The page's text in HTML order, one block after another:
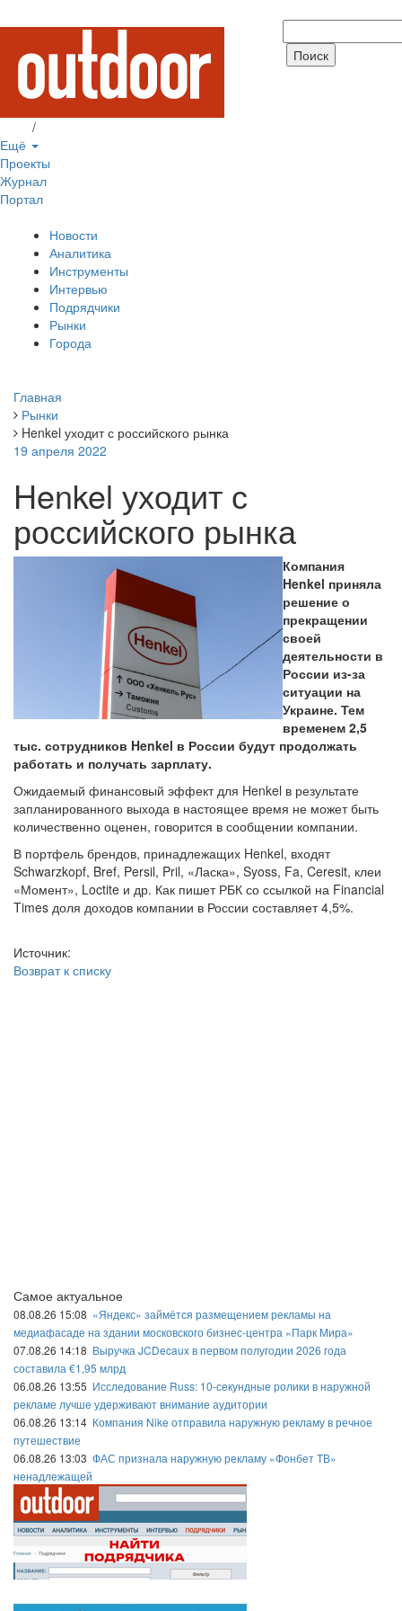
/
Ещё
Проекты
Журнал
Портал
Новости
Аналитика
Инструменты
Интервью
Подрядчики
Рынки
Города
Главная
Рынки
Henkel уходит с российского рынка
19 апреля 2022
Henkel уходит с
российского рынка
Компания
Henkel приняла
решение о
прекращении
своей
деятельности в
России из-за
ситуации на
Украине. Тем
временем 2,5
тыс. сотрудников Henkel в России будут продолжать
работать и получать зарплату.
Ожидаемый финансовый эффект для Henkel в результате
запланированного выхода в настоящее время не может быть
количественно оценен, говорится в сообщении компании.
В портфель брендов, принадлежащих Henkel, входят
Schwarzkopf, Bref, Persil, Pril, «Ласка», Syoss, Fa, Ceresit, клеи
«Момент», Loctite и др. Как пишет РБК со ссылкой на Financial
Times доля доходов компании в России составляет 4,5%.
Источник:
Возврат к списку
Самое актуальное
08.08.26 15:08 «Яндекс» займётся размещением рекламы на
медиафасаде на здании московского бизнес-центра «Парк Мира»
07.08.26 14:18 Выручка JCDecaux в первом полугодии 2026 года
составила €1,95 млрд
06.08.26 13:55 Исследование Russ: 10-секундные ролики в наружной
рекламе лучше удерживают внимание аудитории
06.08.26 13:14 Компания Nike отправила наружную рекламу в речное
путешествие
06.08.26 13:03 ФАС признала наружную рекламу «Фонбет ТВ»
ненадлежащей